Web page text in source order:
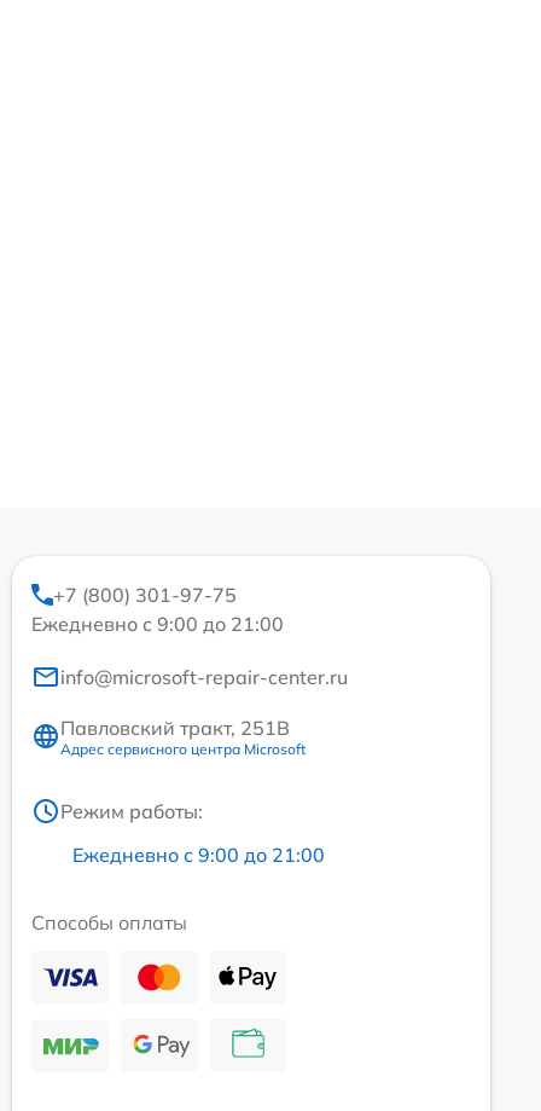
+7 (800) 301-97-75
Ежедневно с 9:00 до 21:00
info@microsoft-repair-center.ru
Павловский тракт, 251В
Адрес сервисного центра Microsoft
Режим работы:
Ежедневно с 9:00 до 21:00
Способы оплаты